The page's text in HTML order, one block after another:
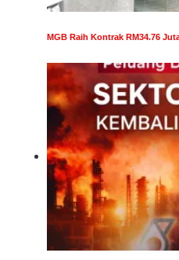
MGB Raih Kontrak RM34.76